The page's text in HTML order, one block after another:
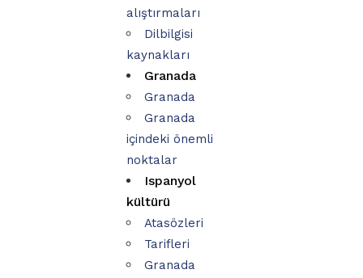
alıştırmaları
Dilbilgisi
kaynakları
Granada
Granada
Granada
içindeki önemli
noktalar
Ispanyol
kültürü
Atasözleri
Tarifleri
Granada